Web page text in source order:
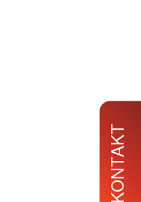
KONTAKT